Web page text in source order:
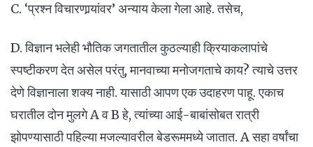
C. ‘प्रश्न विचारणार्‍यांवर’ अन्याय केला गेला आहे. तसेच,
D. विज्ञान भलेही भौतिक जगतातील कुठल्याही क्रियाकलापांचे
स्पष्टीकरण देत असेल परंतु, मानवाच्या मनोजगताचे काय? त्याचे उत्तर
देणे विज्ञानाला शक्य नाही. यासाठी आपण एक उदाहरण पाहू. एकाच
घरातील दोन मुलगे A व B हे, त्यांच्या आई-बाबांसोबत रात्री
झोपण्यासाठी पहिल्या मजल्यावरील बेडरूममध्ये जातात. A सहा वर्षांचा